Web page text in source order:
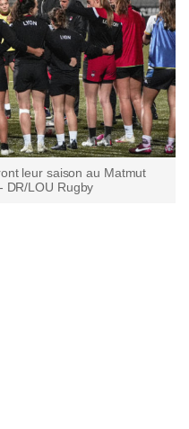
leur saison au Matmut
DR/LOU Rugby